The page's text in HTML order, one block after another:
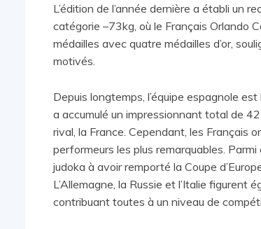
L’édition de l’année dernière a établi un
catégorie –73kg, où le Français Orlando
médailles avec quatre médailles d’or,
motivés.
Depuis longtemps, l’équipe espagnole
a accumulé un impressionnant total de
rival, la France. Cependant, les Français
performeurs les plus remarquables.
judoka à avoir remporté la Coupe
L’Allemagne, la Russie et l’Italie figurent
contribuant toutes à un niveau de